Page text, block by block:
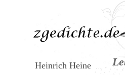
Heinrich Heine